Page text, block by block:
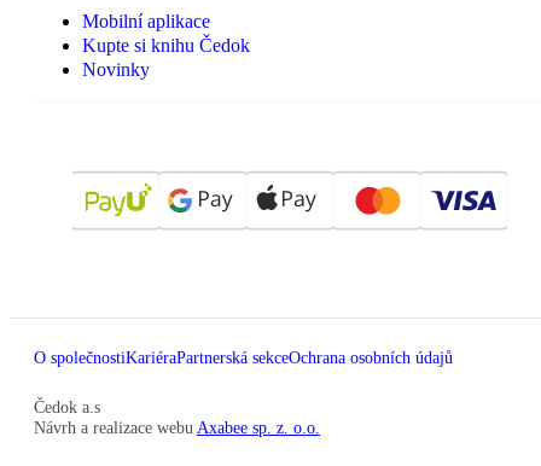
Mobilní aplikace
Kupte si knihu Čedok
Novinky
O společnostiKariéraPartnerská sekceOchrana osobních údajů
Čedok a.s
Návrh a realizace webu Axabee sp. z. o.o.